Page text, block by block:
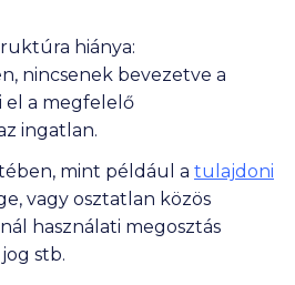
hiánya:
nincsenek bevezetve a
el a megfelelő
ingatlan.
mint például a tulajdoni
vagy osztatlan közös
használati megosztás
stb.